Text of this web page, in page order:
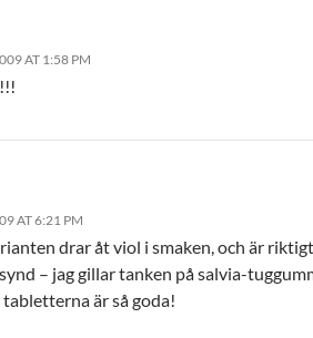
AT 1:58 PM
AT 6:21 PM
drar åt viol i smaken, och är
– jag gillar tanken på salvia-
är så goda!